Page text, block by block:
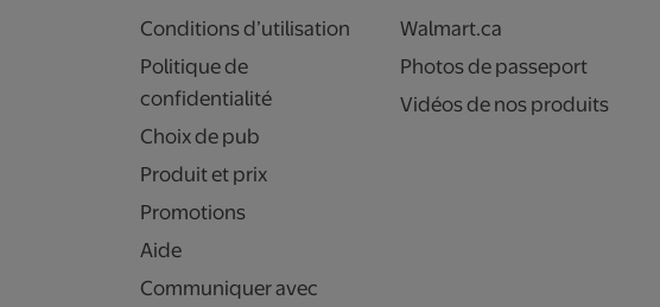
Conditions d’utilisation
Politique de
confidentialité
Choix de pub
Produit et prix
Promotions
Aide
Communiquer avec
Walmart.ca
Photos de passeport
Vidéos de nos produits